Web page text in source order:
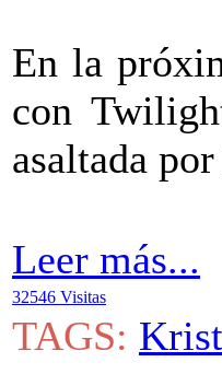
En la
con
asaltada
Leer más...
32546 Visitas
TAGS: